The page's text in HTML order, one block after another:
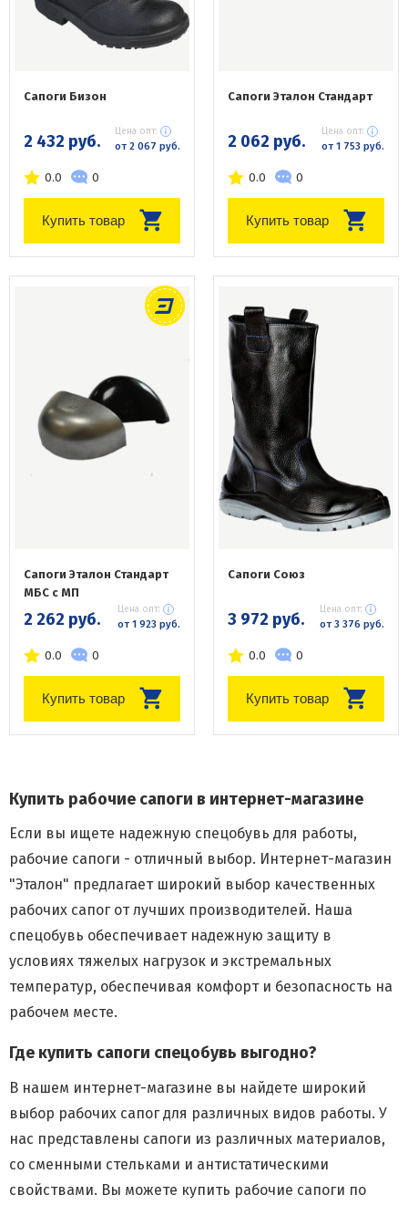
Сапоги Бизон
2 432 руб. Цена опт:
от 2 067 руб.
0.0 0
Купить товар
Сапоги Эталон Стандарт
2 062 руб. Цена опт:
от 1 753 руб.
0.0 0
Купить товар
Сапоги Эталон Стандарт
МБС с МП
2 262 руб. Цена опт:
от 1 923 руб.
0.0 0
Купить товар
Сапоги Союз
3 972 руб. Цена опт:
от 3 376 руб.
0.0 0
Купить товар
Купить рабочие сапоги в интернет-магазине
Если вы ищете надежную спецобувь для работы,
рабочие сапоги - отличный выбор. Интернет-магазин
"Эталон" предлагает широкий выбор качественных
рабочих сапог от лучших производителей. Наша
спецобувь обеспечивает надежную защиту в
условиях тяжелых нагрузок и экстремальных
температур, обеспечивая комфорт и безопасность на
рабочем месте.
Где купить сапоги спецобувь выгодно?
В нашем интернет-магазине вы найдете широкий
выбор рабочих сапог для различных видов работы. У
нас представлены сапоги из различных материалов,
со сменными стельками и антистатическими
свойствами. Вы можете купить рабочие сапоги по